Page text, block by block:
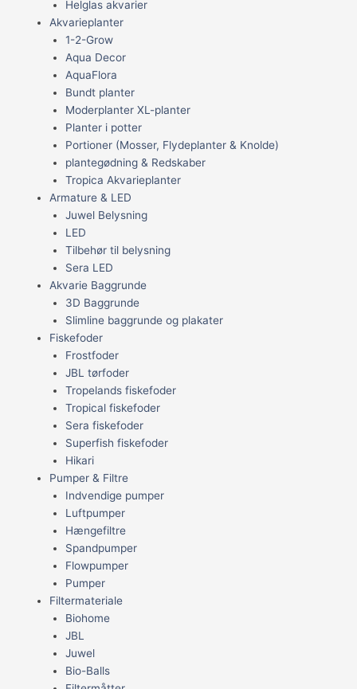
Helglas akvarier
Akvarieplanter
1-2-Grow
Aqua Decor
AquaFlora
Bundt planter
Moderplanter XL-planter
Planter i potter
Portioner (Mosser, Flydeplanter & Knolde)
plantegødning & Redskaber
Tropica Akvarieplanter
Armature & LED
Juwel Belysning
LED
Tilbehør til belysning
Sera LED
Akvarie Baggrunde
3D Baggrunde
Slimline baggrunde og plakater
Fiskefoder
Frostfoder
JBL tørfoder
Tropelands fiskefoder
Tropical fiskefoder
Sera fiskefoder
Superfish fiskefoder
Hikari
Pumper & Filtre
Indvendige pumper
Luftpumper
Hængefiltre
Spandpumper
Flowpumper
Pumper
Filtermateriale
Biohome
JBL
Juwel
Bio-Balls